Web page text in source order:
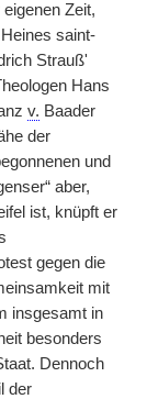
Zeit,
saint-
Strauß'
Hans
v. Baader
der
und
aber,
ist, knüpft er
gegen die
mit
insgesamt in
besonders
Dennoch
der